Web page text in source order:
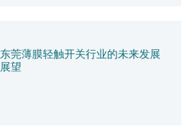
东莞薄膜轻触开关行业的未来发展
展望